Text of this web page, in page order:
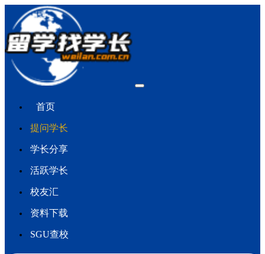
首页
提问学长
学长分享
活跃学长
校友汇
资料下载
SGU查校